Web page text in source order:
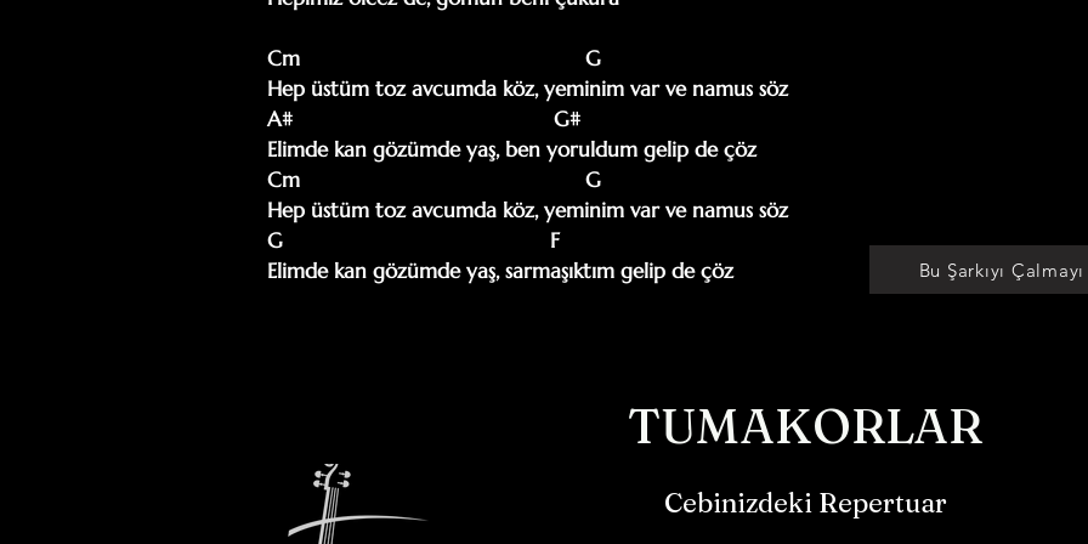
Cm                                               G
Hep üstüm toz avcumda köz, yeminim var ve namus söz
A#                                           G#
Elimde kan gözümde yaş, ben yoruldum gelip de çöz
Cm                                               G
Hep üstüm toz avcumda köz, yeminim var ve namus söz
G                                            F
Elimde kan gözümde yaş, sarmaşıktım gelip de çöz
Bu Şarkıyı
TUMAKORLAR
Cebinizdeki Repertuar